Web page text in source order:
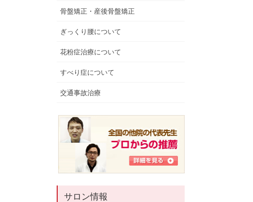
骨盤矯正・産後骨盤矯正
ぎっくり腰について
花粉症治療について
すべり症について
交通事故治療
サロン情報